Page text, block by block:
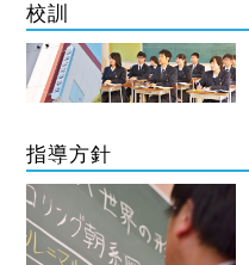
校訓
指導方針